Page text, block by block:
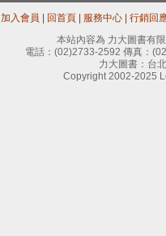
加入會員 回首頁 服務中心
行銷回
本站內容為 力大圖書有
電話： (02)2733-2592 傳真：
力大圖書：台
Copyright 2002-2025